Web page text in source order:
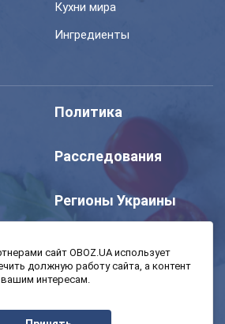
Кухни мира
Ингредиенты
Политика
Расследования
Регионы Украины
Авто
сайт OBOZ.UA использует
должную работу сайта, а контент
интересам.